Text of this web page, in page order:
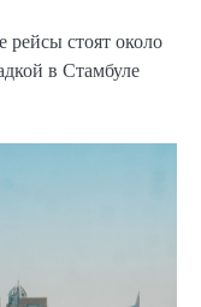
стоят около
в Стамбуле